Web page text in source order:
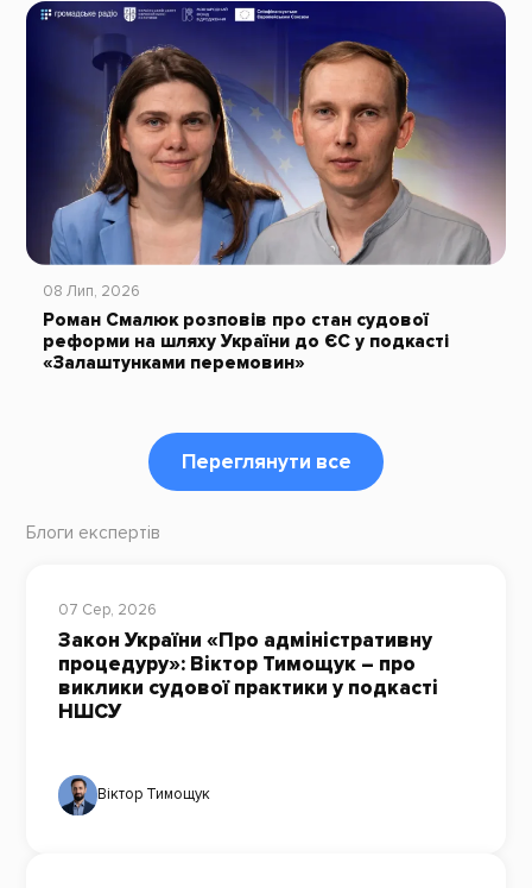
08 Лип, 2026
Роман Смалюк розповів про стан судової
реформи на шляху України до ЄС у подкасті
«Залаштунками перемовин»
Переглянути все
Блоги експертів
07 Сер, 2026
Закон України «Про адміністративну
процедуру»: Віктор Тимощук – про
виклики судової практики у подкасті
НШСУ
Віктор Тимощук